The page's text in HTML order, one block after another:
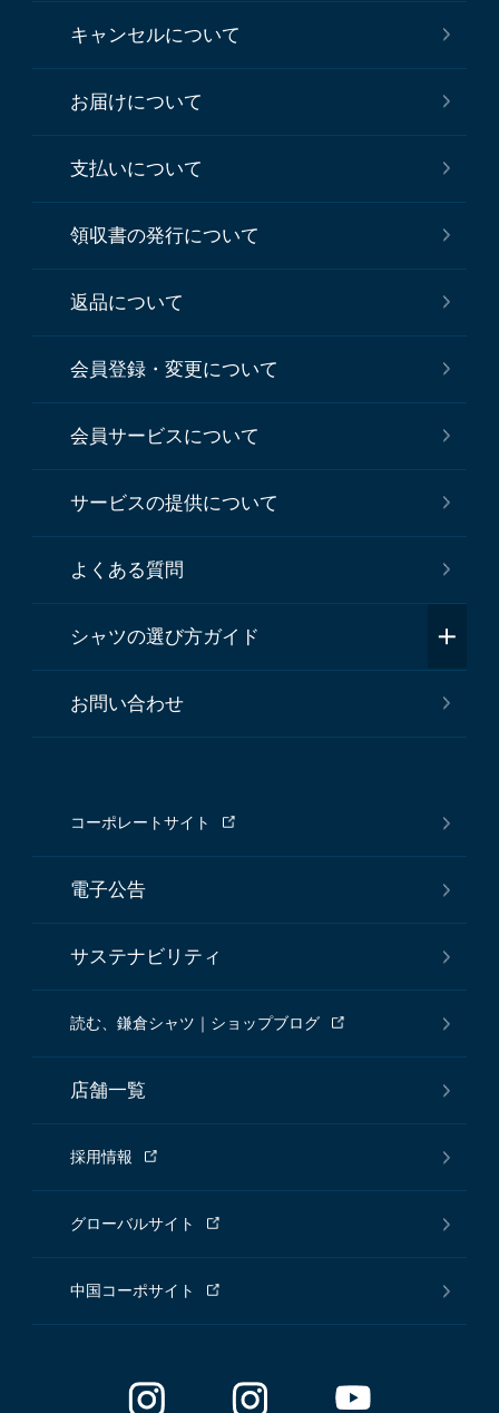
キャンセルについて
お届けについて
支払いについて
領収書の発行について
返品について
会員登録・変更について
会員サービスについて
サービスの提供について
よくある質問
シャツの選び方ガイド
お問い合わせ
コーポレートサイト
電子公告
サステナビリティ
読む、鎌倉シャツ｜ショップブログ
店舗一覧
採用情報
グローバルサイト
中国コーポサイト